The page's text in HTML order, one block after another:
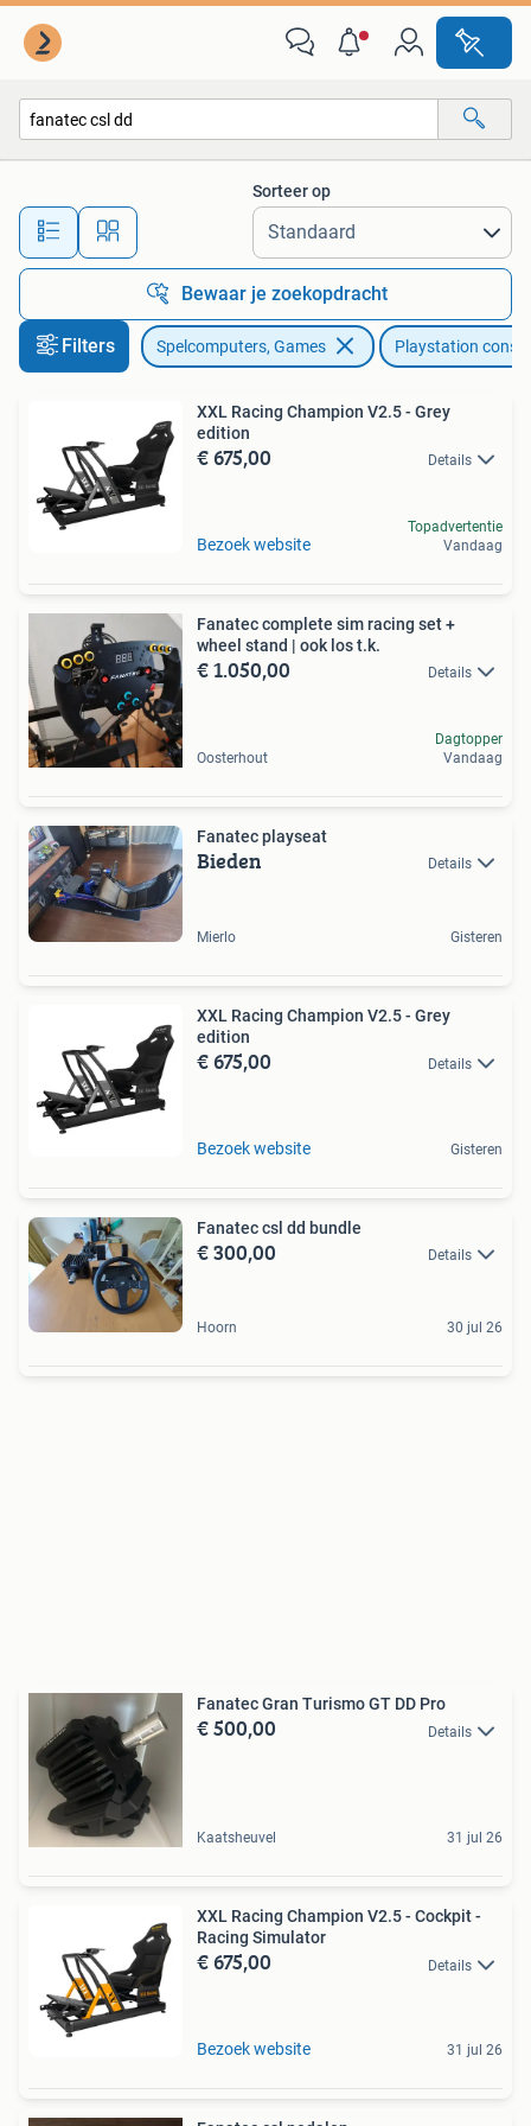
Alle afstanden…
Sorteer op
Bewaar je zoekopdracht
Filters Spelcomputers, Games Playstation
XXL Racing Champion V2.5 - Grey
edition
€ 675,00 Details
Bezoek website
Topadvertentie
Vandaag
Fanatec complete sim racing set +
wheel stand | ook los t.k.
€ 1.050,00 Details
Oosterhout
Dagtopper
Vandaag
Fanatec playseat
Bieden Details
Mierlo Gisteren
XXL Racing Champion V2.5 - Grey
edition
€ 675,00 Details
Bezoek website Gisteren
Fanatec csl dd bundle
€ 300,00 Details
Hoorn 30 jul 26
Fanatec Gran Turismo GT DD Pro
€ 500,00 Details
Kaatsheuvel 31 jul 26
XXL Racing Champion V2.5 - Cockpit -
Racing Simulator
€ 675,00 Details
Bezoek website 31 jul 26